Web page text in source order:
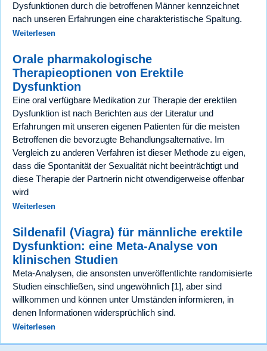
Dysfunktionen durch die betroffenen Männer kennzeichnet
nach unseren Erfahrungen eine charakteristische Spaltung.
Weiterlesen
Orale pharmakologische
Therapieoptionen von Erektile
Dysfunktion
Eine oral verfügbare Medikation zur Therapie der erektilen
Dysfunktion ist nach Berichten aus der Literatur und
Erfahrungen mit unseren eigenen Patienten für die meisten
Betroffenen die bevorzugte Behandlungsalternative. Im
Vergleich zu anderen Verfahren ist dieser Methode zu eigen,
dass die Spontanität der Sexualität nicht beeinträchtigt und
diese Therapie der Partnerin nicht otwendigerweise offenbar
wird
Weiterlesen
Sildenafil (Viagra) für männliche erektile
Dysfunktion: eine Meta-Analyse von
klinischen Studien
Meta-Analysen, die ansonsten unveröffentlichte randomisierte
Studien einschließen, sind ungewöhnlich [1], aber sind
willkommen und können unter Umständen informieren, in
denen Informationen widersprüchlich sind.
Weiterlesen